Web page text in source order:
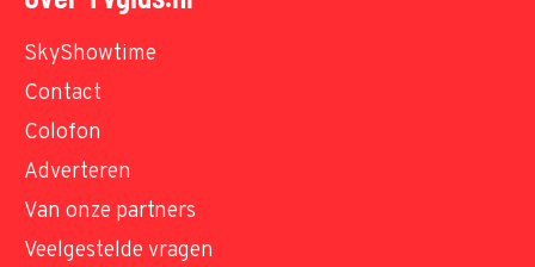
SkyShowtime
Contact
Colofon
Adverteren
Van onze partners
Veelgestelde vragen